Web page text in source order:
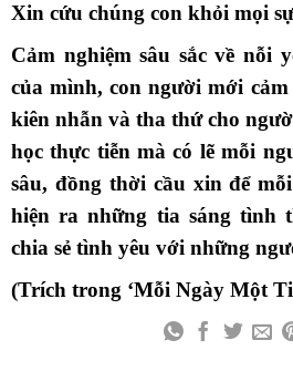
Xin cứu chúng con khỏi mọi
Cảm nghiệm sâu sắc về nỗi
của mình, con người mới
kiên nhẫn và tha thứ cho
học thực tiễn mà có lẽ mỗi
sâu, đồng thời cầu xin để
hiện ra những tia sáng tình
chia sẻ tình yêu với những
(Trích trong ‘Mỗi Ngày Một